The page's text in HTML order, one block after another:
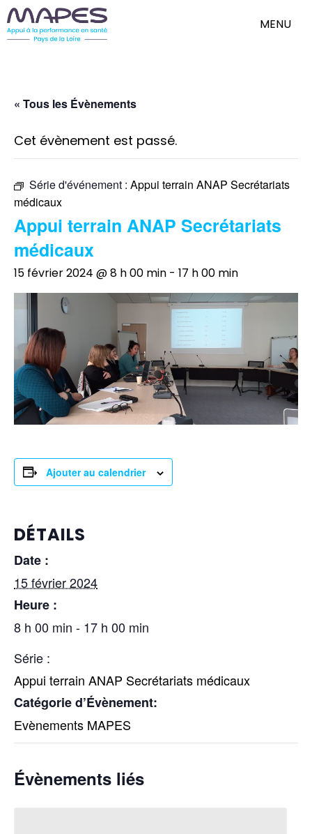
MENU
« Tous les Évènements
Cet évènement est passé.
Série d'événement : Appui terrain ANAP Secrétariats
médicaux
Appui terrain ANAP Secrétariats
médicaux
15 février 2024 @ 8 h 00 min - 17 h 00 min
Ajouter au calendrier
DÉTAILS
Date :
15 février 2024
Heure :
8 h 00 min - 17 h 00 min
Série :
Appui terrain ANAP Secrétariats médicaux
Catégorie d’Évènement:
Evènements MAPES
Évènements liés